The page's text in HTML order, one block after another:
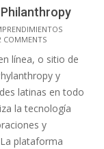
Philanthropy
COMMENTS
línea, o sitio de
y
latinas en todo
la tecnología
y
plataforma